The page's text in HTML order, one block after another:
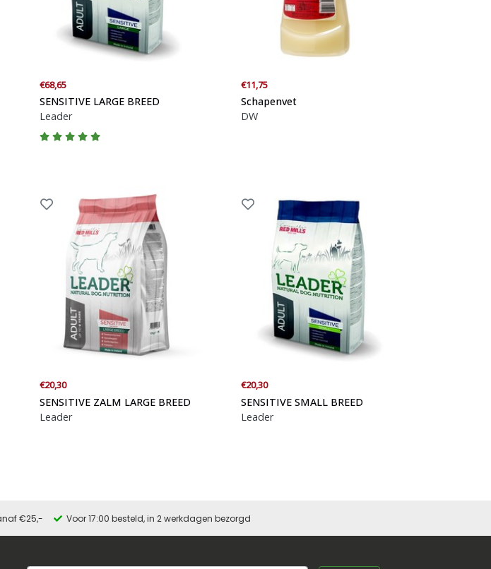
€68,65
SENSITIVE LARGE BREED
Leader
€11,75
Schapenvet
DW
€20,30
SENSITIVE ZALM LARGE BREED
Leader
€20,30
SENSITIVE SMALL BREED
Leader
€25,- Voor 17:00 besteld, in 2 werkdagen bezorgd